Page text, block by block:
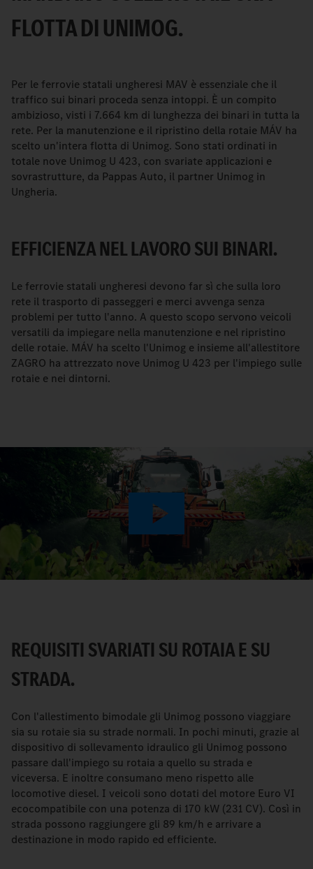
FLOTTA DI UNIMOG.
Per le ferrovie statali ungheresi MAV è essenziale che il
traffico sui binari proceda senza intoppi. È un compito
ambizioso, visti i 7.664 km di lunghezza dei binari in tutta la
rete. Per la manutenzione e il ripristino della rotaie MÁV ha
scelto un'intera flotta di Unimog. Sono stati ordinati in
totale nove Unimog U 423, con svariate applicazioni e
sovrastrutture, da Pappas Auto, il partner Unimog in
Ungheria.
EFFICIENZA NEL LAVORO SUI BINARI.
Le ferrovie statali ungheresi devono far sì che sulla loro
rete il trasporto di passeggeri e merci avvenga senza
problemi per tutto l'anno. A questo scopo servono veicoli
versatili da impiegare nella manutenzione e nel ripristino
delle rotaie. MÁV ha scelto l'Unimog e insieme all'allestitore
ZAGRO ha attrezzato nove Unimog U 423 per l'impiego sulle
rotaie e nei dintorni.
Play
Video
REQUISITI SVARIATI SU ROTAIA E SU
STRADA.
Con l'allestimento bimodale gli Unimog possono viaggiare
sia su rotaie sia su strade normali. In pochi minuti, grazie al
dispositivo di sollevamento idraulico gli Unimog possono
passare dall'impiego su rotaia a quello su strada e
viceversa. E inoltre consumano meno rispetto alle
locomotive diesel. I veicoli sono dotati del motore Euro VI
ecocompatibile con una potenza di 170 kW (231 CV). Così in
strada possono raggiungere gli 89 km/h e arrivare a
destinazione in modo rapido ed efficiente.